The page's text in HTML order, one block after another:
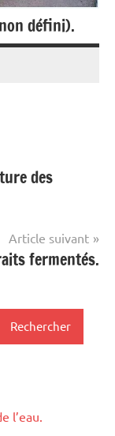
défini).
des
Article suivant
fermentés.
Rechercher
l’eau.